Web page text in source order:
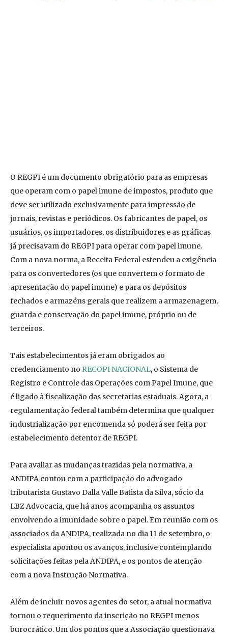
O REGPI é um documento obrigatório para as empresas
que operam com o papel imune de impostos, produto que
deve ser utilizado exclusivamente para impressão de
jornais, revistas e periódicos. Os fabricantes de papel, os
usuários, os importadores, os distribuidores e as gráficas
já precisavam do REGPI para operar com papel imune.
Com a nova norma, a Receita Federal estendeu a exigência
para os convertedores (os que convertem o formato de
apresentação do papel imune) e para os depósitos
fechados e armazéns gerais que realizem a armazenagem,
guarda e conservação do papel imune, próprio ou de
terceiros.
Tais estabelecimentos já eram obrigados ao
credenciamento no RECOPI NACIONAL, o Sistema de
Registro e Controle das Operações com Papel Imune, que
é ligado à fiscalização das secretarias estaduais. Agora, a
regulamentação federal também determina que qualquer
industrialização por encomenda só poderá ser feita por
estabelecimento detentor de REGPI.
Para avaliar as mudanças trazidas pela normativa, a
ANDIPA contou com a participação do advogado
tributarista Gustavo Dalla Valle Batista da Silva, sócio da
LBZ Advocacia, que há anos acompanha os assuntos
envolvendo a imunidade sobre o papel. Em reunião com os
associados da ANDIPA, realizada no dia 11 de setembro, o
especialista apontou os avanços, inclusive contemplando
solicitações feitas pela ANDIPA, e os pontos de atenção
com a nova Instrução Normativa.
Além de incluir novos agentes do setor, a atual normativa
tornou o requerimento da inscrição no REGPI menos
burocrático. Um dos pontos que a Associação questionava